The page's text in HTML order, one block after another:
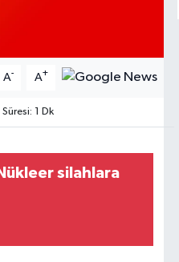
A- A+
1 Dk
silahlara